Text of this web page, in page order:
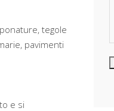
tegole
pavimenti
e si